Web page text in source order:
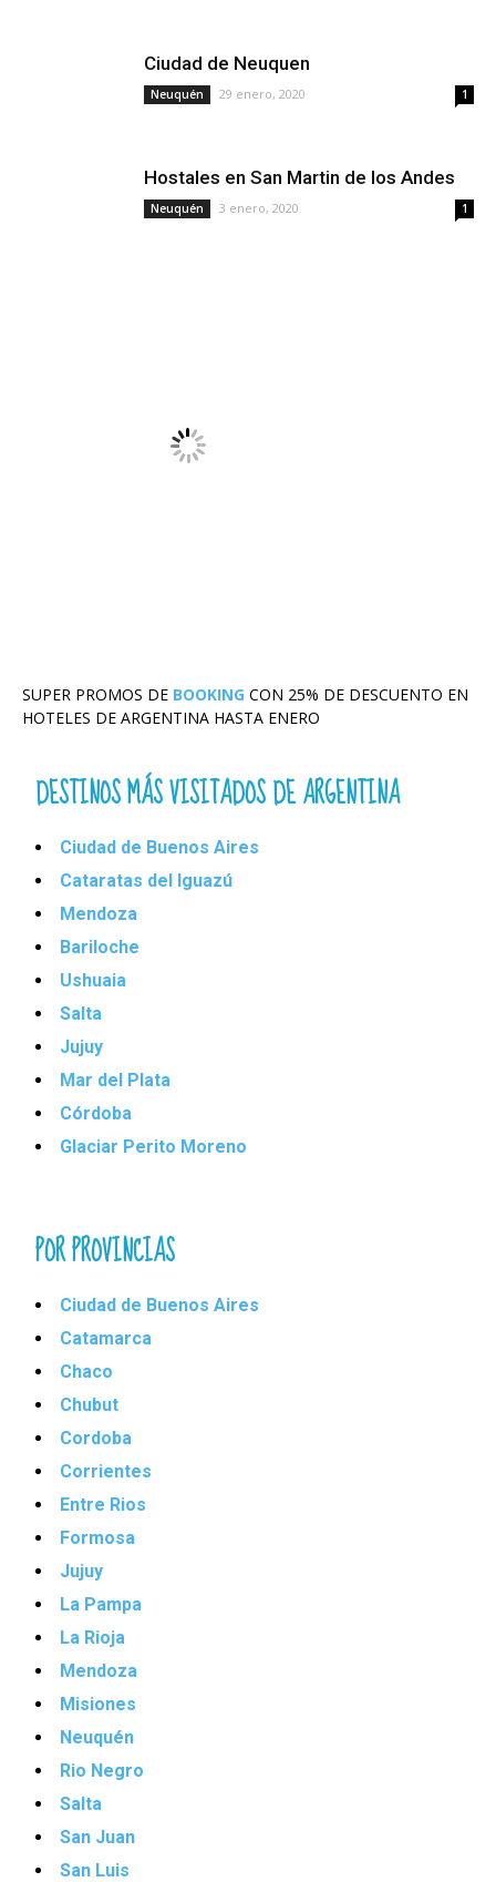
Ciudad de Neuquen
Neuquén 29 enero, 2020 1
Hostales en San Martin de los Andes
Neuquén 3 enero, 2020 1
SUPER PROMOS DE BOOKING CON 25% DE DESCUENTO EN
HOTELES DE ARGENTINA HASTA ENERO
DESTINOS MÁS VISITADOS DE ARGENTINA
Ciudad de Buenos Aires
Cataratas del Iguazú
Mendoza
Bariloche
Ushuaia
Salta
Jujuy
Mar del Plata
Córdoba
Glaciar Perito Moreno
POR PROVINCIAS
Ciudad de Buenos Aires
Catamarca
Chaco
Chubut
Cordoba
Corrientes
Entre Rios
Formosa
Jujuy
La Pampa
La Rioja
Mendoza
Misiones
Neuquén
Rio Negro
Salta
San Juan
San Luis